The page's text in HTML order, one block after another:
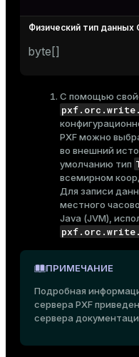
byte[]
С помощью
PXF можно
во внешний
умолчанию тип
всемирном
Для записи
местного
Java (JVM),
ПРИМЕЧАНИЕ
Подробная
сервера PXF
сервера